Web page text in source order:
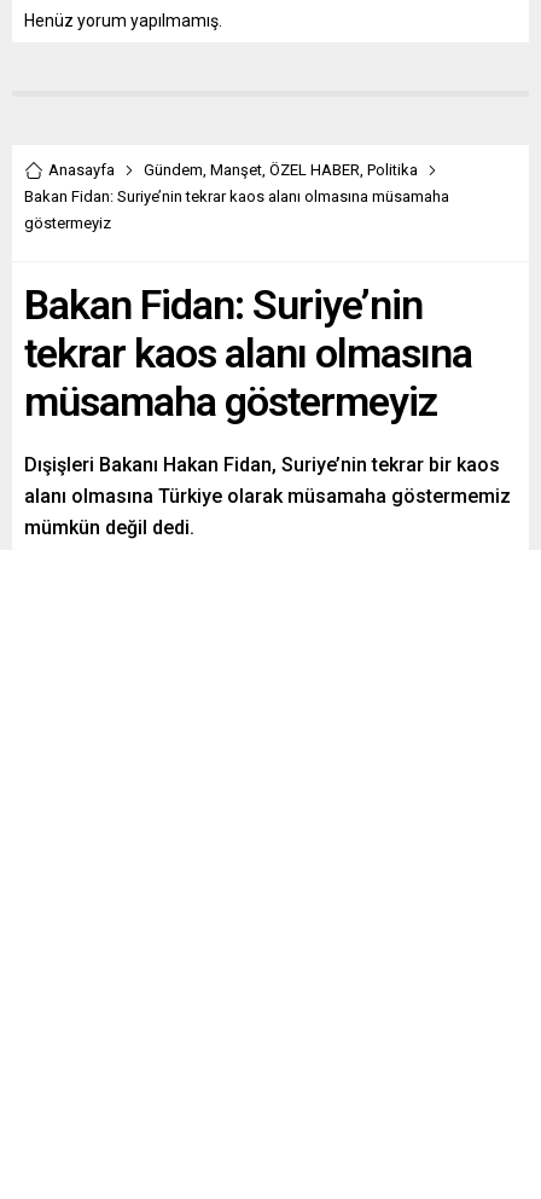
Henüz yorum yapılmamış.
Anasayfa Gündem Manşet ÖZEL HABER Politika
Bakan Fidan: Suriye’nin tekrar kaos alanı olmasına müsamaha
göstermeyiz
Bakan Fidan: Suriye’nin
tekrar kaos alanı olmasına
müsamaha göstermeyiz
Dışişleri Bakanı Hakan Fidan, Suriye’nin tekrar bir kaos
alanı olmasına Türkiye olarak müsamaha göstermemiz
mümkün değil dedi.